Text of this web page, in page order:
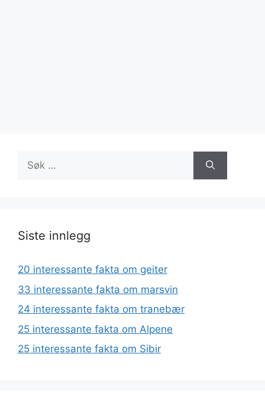
Søk
etter:
Siste innlegg
20 interessante fakta om geiter
33 interessante fakta om marsvin
24 interessante fakta om tranebær
25 interessante fakta om Alpene
25 interessante fakta om Sibir